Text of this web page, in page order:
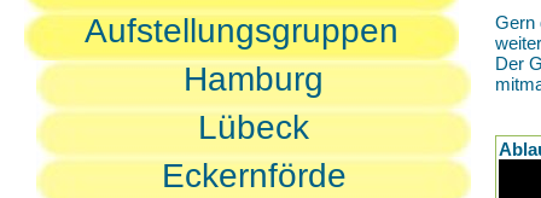
Aufstellungsgruppen
Hamburg
Lübeck
Eckernförde
Gern
Der